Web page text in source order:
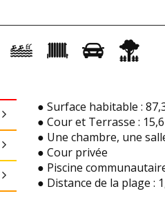
● Surface habitable :
● Cour et Terrasse :
● Une chambre, une
● Cour privée
● Piscine
● Distance de la plage :